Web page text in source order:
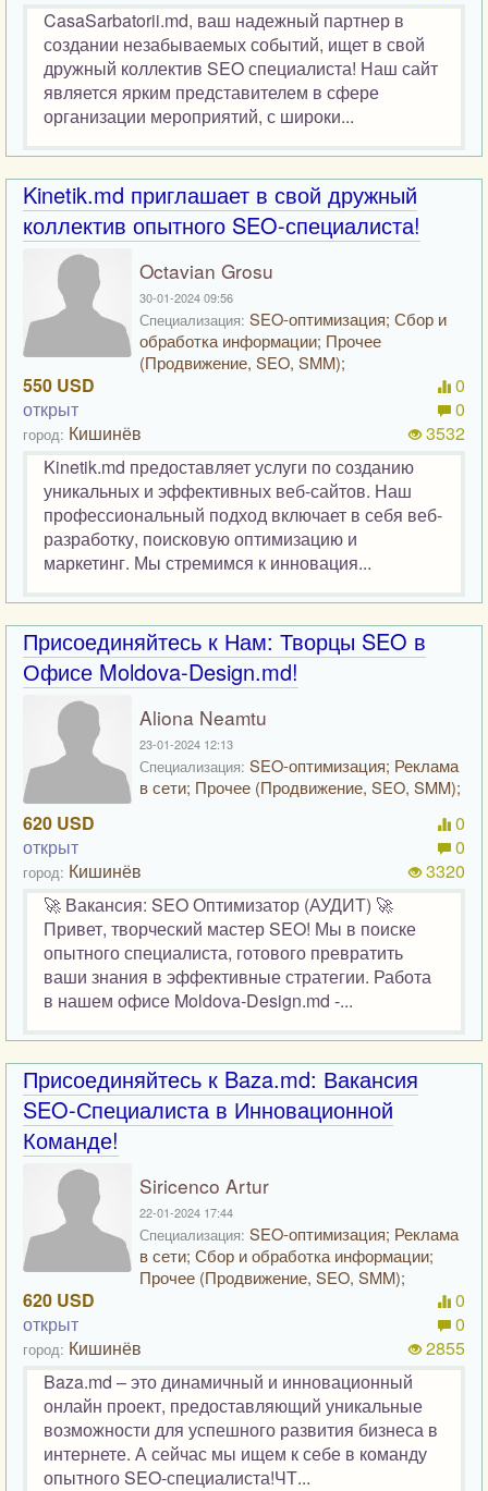
CasaSarbatorii.md, ваш надежный партнер в
создании незабываемых событий, ищет в свой
дружный коллектив SEO специалиста! Наш сайт
является ярким представителем в сфере
организации мероприятий, с широки...
Kinetik.md приглашает в свой дружный
коллектив опытного SEO-специалиста!
Octavian Grosu
30-01-2024 09:56
Специализация: SEO-оптимизация; Сбор и
обработка информации; Прочее
(Продвижение, SEO, SMM);
550 USD
открыт
город: Кишинёв
0
0
3532
Kinetik.md предоставляет услуги по созданию
уникальных и эффективных веб-сайтов. Наш
профессиональный подход включает в себя веб-
разработку, поисковую оптимизацию и
маркетинг. Мы стремимся к инновация...
Присоединяйтесь к Нам: Творцы SEO в
Офисе Moldova-Design.md!
Aliona Neamtu
23-01-2024 12:13
Специализация: SEO-оптимизация; Реклама
в сети; Прочее (Продвижение, SEO, SMM);
620 USD
открыт
город: Кишинёв
0
0
3320
🚀 Вакансия: SEO Оптимизатор (АУДИТ) 🚀
Привет, творческий мастер SEO! Мы в поиске
опытного специалиста, готового превратить
ваши знания в эффективные стратегии. Работа
в нашем офисе Moldova-Design.md -...
Присоединяйтесь к Baza.md: Вакансия
SEO-Специалиста в Инновационной
Команде!
Siricenco Artur
22-01-2024 17:44
Специализация: SEO-оптимизация; Реклама
в сети; Сбор и обработка информации;
Прочее (Продвижение, SEO, SMM);
620 USD
открыт
город: Кишинёв
0
0
2855
Baza.md – это динамичный и инновационный
онлайн проект, предоставляющий уникальные
возможности для успешного развития бизнеса в
интернете. А сейчас мы ищем к себе в команду
опытного SEO-специалиста!ЧТ...